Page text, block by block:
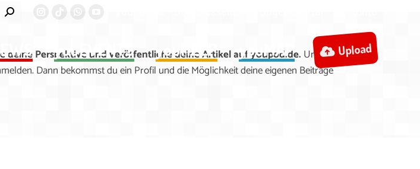
opens
in
opens
in
opens
in
opens
in
youEVENTS youHELP youMAP Upload
deine Perspektive und veröffentliche deine Artikel auf youpod.de. Um alle
Dann bekommst du ein Profil und die Möglichkeit deine eigenen Beiträge